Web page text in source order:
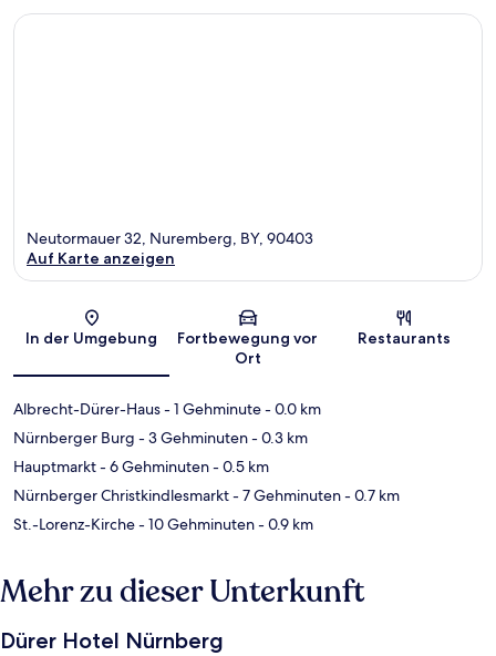
Karte
Neutormauer 32, Nuremberg, BY, 90403
Auf Karte anzeigen
In der Umgebung
Fortbewegung vor
Ort
Restaurants
Albrecht-Dürer-Haus- 1 Gehminute- 0.0 km
Nürnberger Burg - 3 Gehminuten- 0.3 km
Hauptmarkt- 6 Gehminuten- 0.5 km
Nürnberger Christkindlesmarkt- 7 Gehminuten- 0.7 km
St.-Lorenz-Kirche- 10 Gehminuten- 0.9 km
Mehr zu dieser Unterkunft
Dürer Hotel Nürnberg